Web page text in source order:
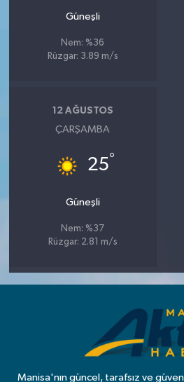
Güneşli
Nem: %36
Rüzgar: 3.89 m/s
12 AĞUSTOS
ÇARŞAMBA
25°
Güneşli
Nem: %37
Rüzgar: 2.81 m/s
Manisa'nın güncel, tarafsız ve